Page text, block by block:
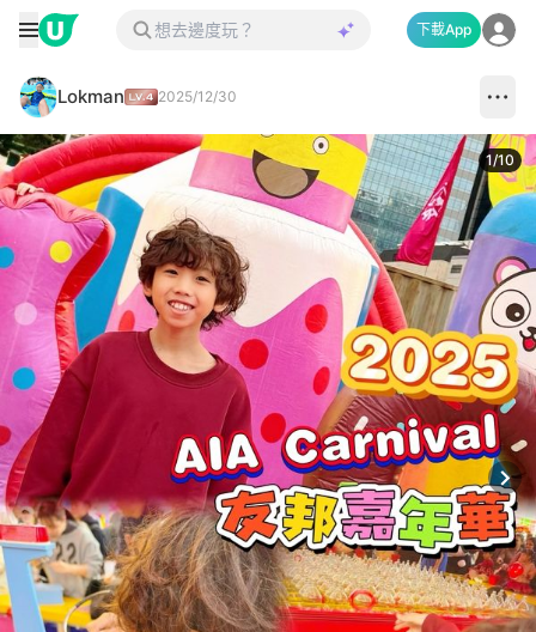
下載App
Lokman 2025/12/30
1/10